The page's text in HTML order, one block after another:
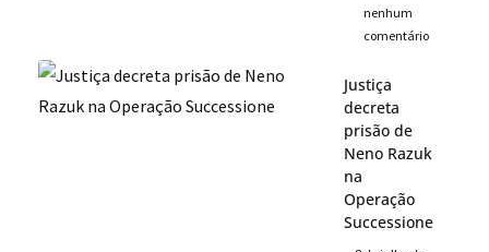
nenhum
comentário
Justiça
decreta
prisão de
Neno Razuk
na
Operação
Successione